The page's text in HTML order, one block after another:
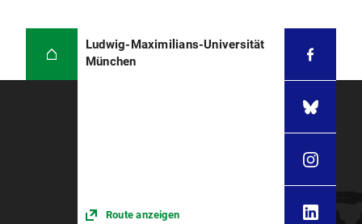
Ludwig-Maximilians-Universität
München
Route anzeigen